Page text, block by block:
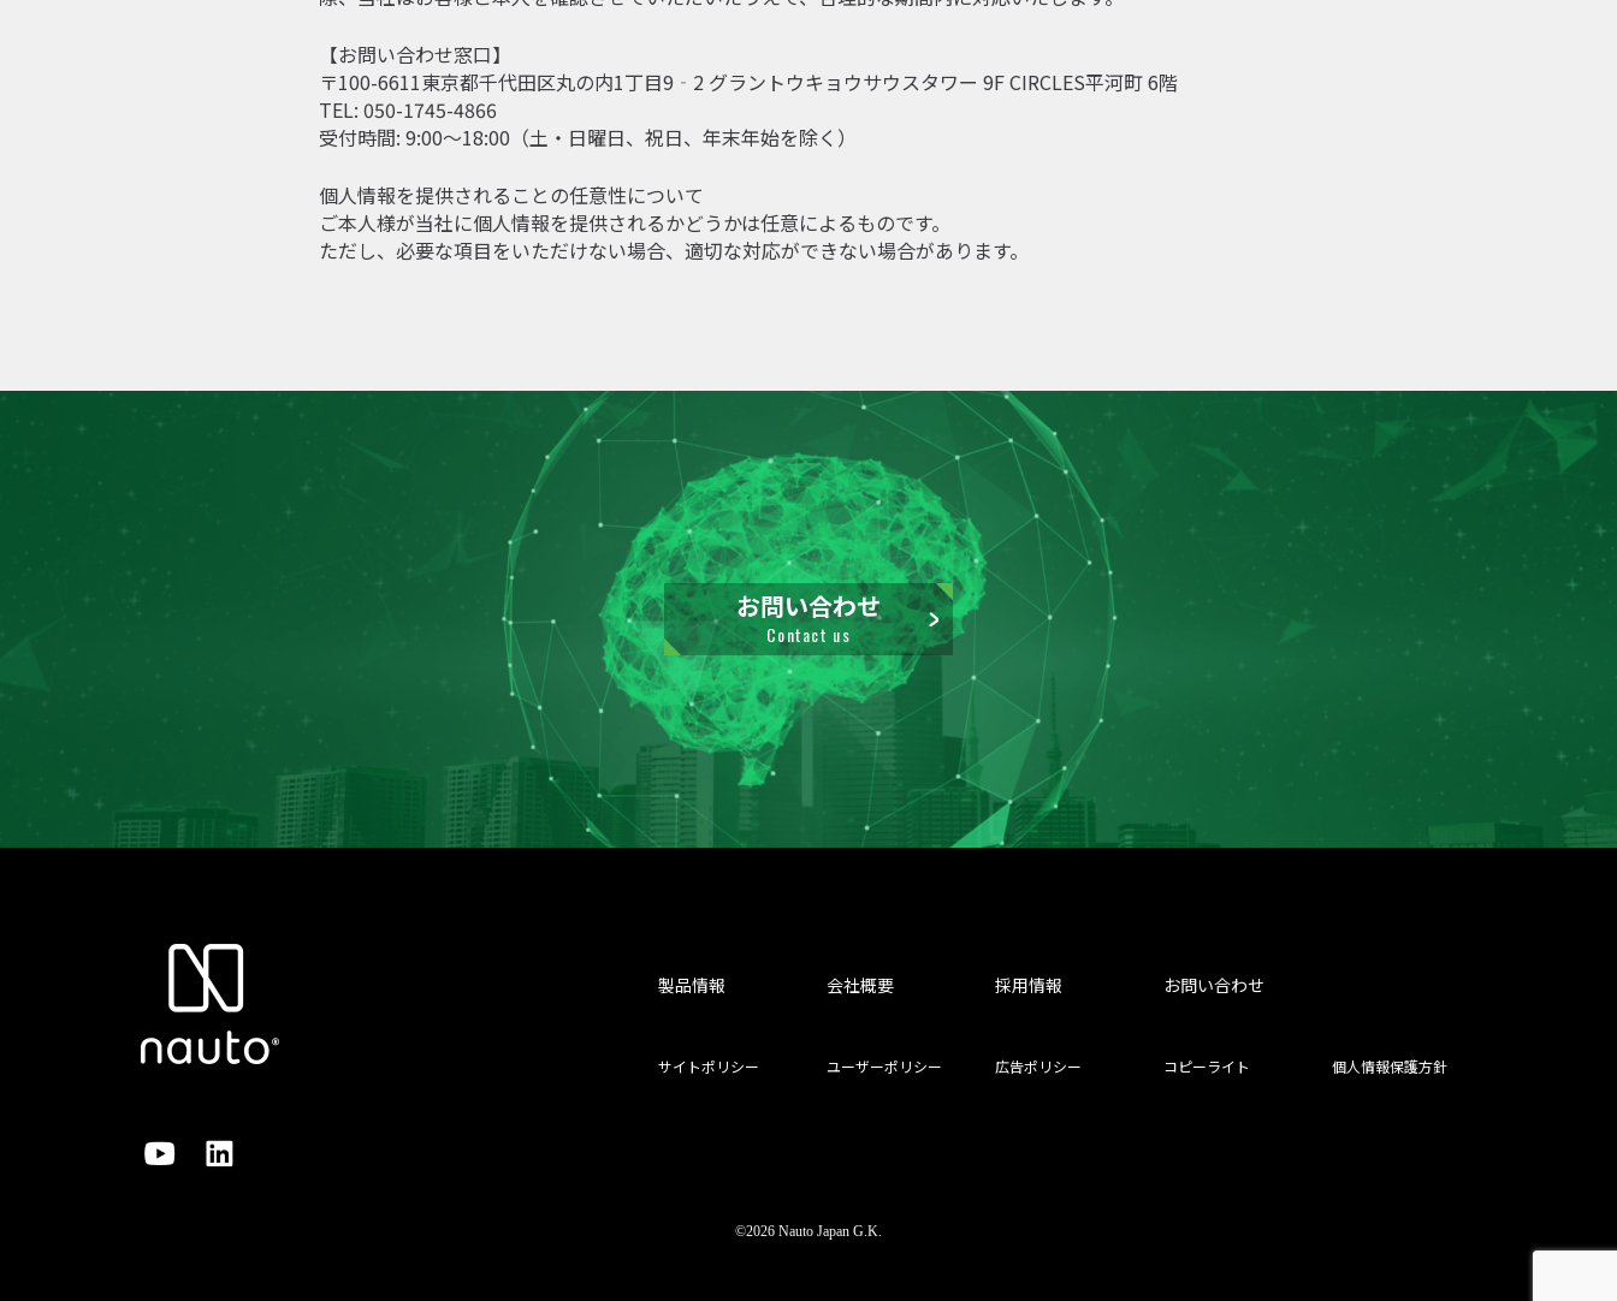
【お問い合わせ窓口】
〒100-6611東京都千代田区丸の内1丁目9‐2 グラントウキョウサウスタワー 9F CIRCLES平河町 6階
TEL: 050-1745-4866
受付時間: 9:00～18:00（土・日曜日、祝日、年末年始を除く）
個人情報を提供されることの任意性について
ご本人様が当社に個人情報を提供されるかどうかは任意によるものです。
ただし、必要な項目をいただけない場合、適切な対応ができない場合があります。
お問い合わせ
Contact us
製品情報 会社概要 採用情報 お問い合わせ
サイトポリシー ユーザーポリシー 広告ポリシー コピーライト 個人情報保護方針
©2026 Nauto Japan G.K.